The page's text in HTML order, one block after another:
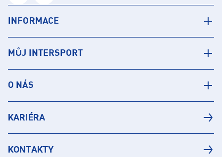
INFORMACE
MŮJ INTERSPORT
O NÁS
KARIÉRA
KONTAKTY